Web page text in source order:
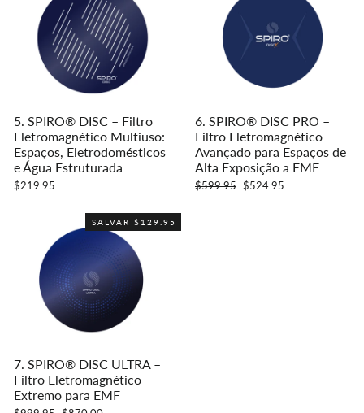
5. SPIRO® DISC – Filtro
Eletromagnético Multiuso:
Espaços, Eletrodomésticos
e Água Estruturada
$219.95
6. SPIRO® DISC PRO –
Filtro Eletromagnético
Avançado para Espaços de
Alta Exposição a EMF
Preço
$599.95 Preço
$524.95
SALVAR $129.95
7. SPIRO® DISC ULTRA –
Filtro Eletromagnético
Extremo para EMF